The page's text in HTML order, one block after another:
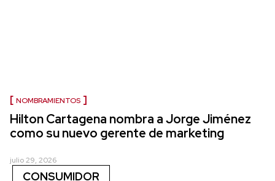
NOMBRAMIENTOS
Hilton Cartagena nombra a Jorge Jiménez
como su nuevo gerente de marketing
julio 29, 2026
CONSUMIDOR